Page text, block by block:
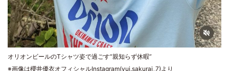
オリオンビールのTシャツ姿で過ごす“親知らず休暇”
※画像は櫻井優衣オフィシャルInstagram(yui.sakurai_7)より